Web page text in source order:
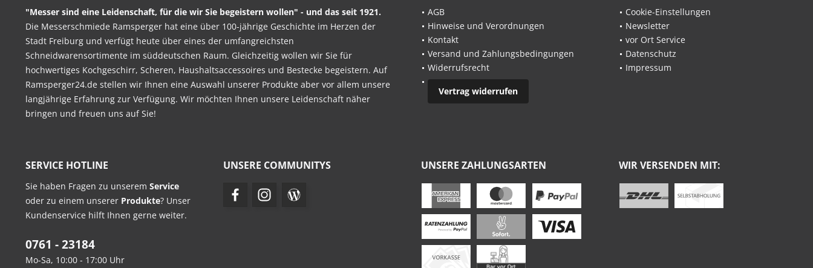
"Messer sind eine Leidenschaft, für die wir Sie begeistern wollen" - und das seit 1921.
Die Messerschmiede Ramsperger hat eine über 100-jährige Geschichte im Herzen der
Stadt Freiburg und verfügt heute über eines der umfangreichsten
Schneidwarensortimente im süddeutschen Raum. Gleichzeitig wollen wir Sie für
hochwertiges Kochgeschirr, Scheren, Haushaltsaccessoires und Bestecke begeistern. Auf
Ramsperger24.de stellen wir Ihnen eine Auswahl unserer Produkte aber vor allem unsere
langjährige Erfahrung zur Verfügung. Wir möchten Ihnen unsere Leidenschaft näher
bringen und freuen uns auf Sie!
AGB
Hinweise und Verordnungen
Kontakt
Versand und Zahlungsbedingungen
Widerrufsrecht
Vertrag widerrufen
Cookie-Einstellungen
Newsletter
vor Ort Service
Datenschutz
Impressum
SERVICE HOTLINE
Sie haben Fragen zu unserem Service
oder zu einem unserer Produkte? Unser
Kundenservice hilft Ihnen gerne weiter.
0761 - 23184
Mo-Sa, 10:00 - 17:00 Uhr
UNSERE COMMUNITYS UNSERE ZAHLUNGSARTEN WIR VERSENDEN MIT: